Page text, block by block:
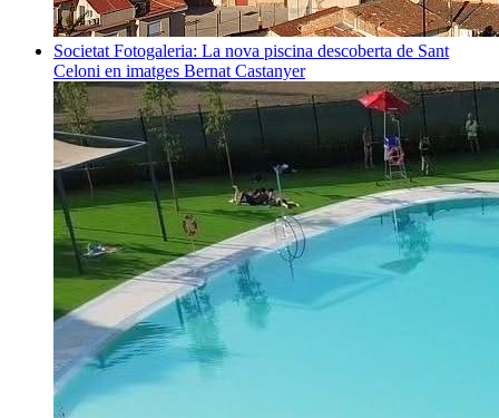
Societat Fotogaleria: La nova piscina descoberta de Sant
Celoni en imatges Bernat Castanyer